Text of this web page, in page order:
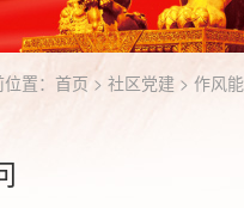
置： 首页 > 社区党建 > 作风